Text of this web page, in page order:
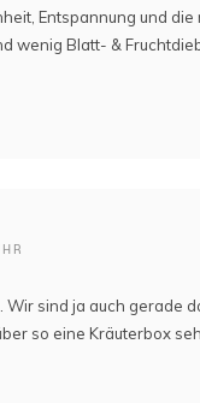
Entspannung und
wenig Blatt- &
sind ja auch gerade
so eine Kräuterbox